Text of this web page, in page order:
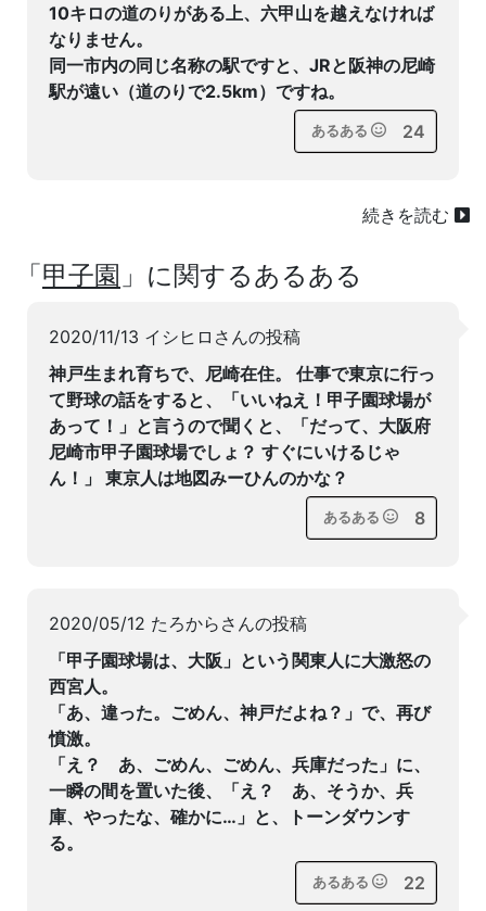
10キロの道のりがある上、六甲山を越えなければ
なりません。
同一市内の同じ名称の駅ですと、JRと阪神の尼崎
駅が遠い（道のりで2.5km）ですね。
あるある 24
続きを読む
「甲子園 」に関するあるある
2020/11/13 イシヒロさんの投稿
神戸生まれ育ちで、尼崎在住。 仕事で東京に行っ
て野球の話をすると、「いいねえ！甲子園球場が
あって！」と言うので聞くと、「だって、大阪府
尼崎市甲子園球場でしょ？ すぐにいけるじゃ
ん！」 東京人は地図みーひんのかな？
あるある 8
2020/05/12 たろからさんの投稿
「甲子園球場は、大阪」という関東人に大激怒の
西宮人。
「あ、違った。ごめん、神戸だよね？」で、再び
憤激。
「え？ あ、ごめん、ごめん、兵庫だった」に、
一瞬の間を置いた後、「え？ あ、そうか、兵
庫、やったな、確かに…」と、トーンダウンす
る。
あるある 22